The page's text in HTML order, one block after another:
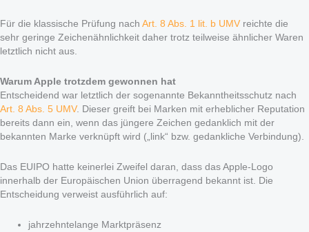
Für die klassische Prüfung nach Art. 8 Abs. 1 lit. b UMV reichte die
sehr geringe Zeichenähnlichkeit daher trotz teilweise ähnlicher Waren
letztlich nicht aus.
Warum Apple trotzdem gewonnen hat
Entscheidend war letztlich der sogenannte Bekanntheitsschutz nach
Art. 8 Abs. 5 UMV. Dieser greift bei Marken mit erheblicher Reputation
bereits dann ein, wenn das jüngere Zeichen gedanklich mit der
bekannten Marke verknüpft wird („link“ bzw. gedankliche Verbindung).
Das EUIPO hatte keinerlei Zweifel daran, dass das Apple-Logo
innerhalb der Europäischen Union überragend bekannt ist. Die
Entscheidung verweist ausführlich auf:
jahrzehntelange Marktpräsenz